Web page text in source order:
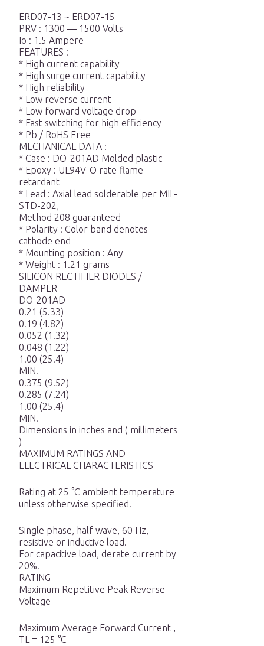
ERD07-13 ~ ERD07-15
PRV : 1300 — 1500 Volts
Io : 1.5 Ampere
FEATURES :
* High current capability
* High surge current capability
* High reliability
* Low reverse current
* Low forward voltage drop
* Fast switching for high efficiency
* Pb / RoHS Free
MECHANICAL DATA :
* Case : DO-201AD Molded plastic
* Epoxy : UL94V-O rate flame
retardant
* Lead : Axial lead solderable per MIL-
STD-202,
Method 208 guaranteed
* Polarity : Color band denotes
cathode end
* Mounting position : Any
* Weight : 1.21 grams
SILICON RECTIFIER DIODES /
DAMPER
DO-201AD
0.21 (5.33)
0.19 (4.82)
0.052 (1.32)
0.048 (1.22)
1.00 (25.4)
MIN.
0.375 (9.52)
0.285 (7.24)
1.00 (25.4)
MIN.
Dimensions in inches and ( millimeters
)
MAXIMUM RATINGS AND
ELECTRICAL CHARACTERISTICS
Rating at 25 °C ambient temperature
unless otherwise specified.
Single phase, half wave, 60 Hz,
resistive or inductive load.
For capacitive load, derate current by
20%.
RATING
Maximum Repetitive Peak Reverse
Voltage
Maximum Average Forward Current ,
TL = 125 °C